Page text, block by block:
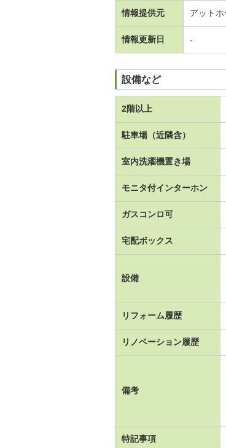
情報提供元 アット
情報更新日 -
設備など
2階以上
駐車場（近隣含）
室内洗濯機置き場
モニタ付インターホン
ガスコンロ可
宅配ボックス
設備
リフォーム履歴
リノベーション履歴
備考
特記事項